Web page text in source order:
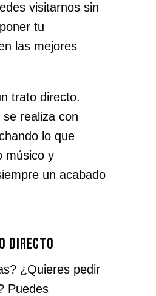
visitarnos sin
tu
las mejores
trato directo.
realiza con
lo que
músico y
un acabado
directo
¿Quieres pedir
Puedes